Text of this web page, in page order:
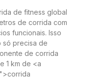
de fitness global
de corrida com
funcionais. Isso
só precisa de
de corrida
1 km de <a